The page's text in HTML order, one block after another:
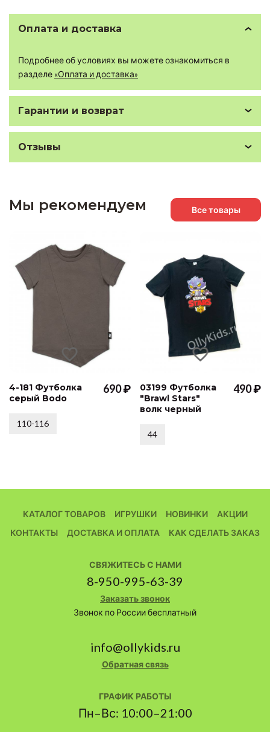
Оплата и доставка
Подробнее об условиях вы можете ознакомиться в
разделе «Оплата и доставка»
Гарантии и возврат
Отзывы
Мы рекомендуем Все товары
4-181 Футболка
серый Bodo
690 ₽
110-116
03199 Футболка
"Brawl Stars"
волк черный
490 ₽
44
КАТАЛОГ ТОВАРОВ ИГРУШКИ НОВИНКИ
АКЦИИ
КОНТАКТЫ
ДОСТАВКА И ОПЛАТА КАК СДЕЛАТЬ ЗАКАЗ
СВЯЖИТЕСЬ С НАМИ
8-950-995-63-39
Заказать звонок
Звонок по России бесплатный
info@ollykids.ru
Обратная связь
ГРАФИК РАБОТЫ
Пн–Вс: 10:00–21:00